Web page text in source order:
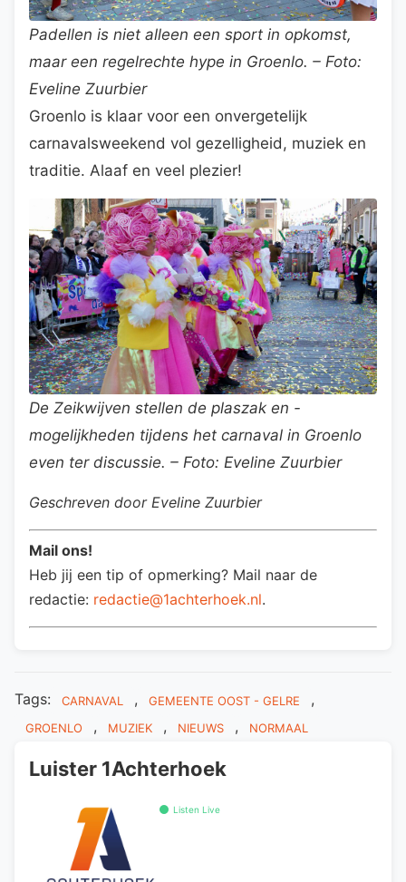
Padellen is niet alleen een sport in opkomst,
maar een regelrechte hype in Groenlo. – Foto:
Eveline Zuurbier
Groenlo is klaar voor een onvergetelijk
carnavalsweekend vol gezelligheid, muziek en
traditie. Alaaf en veel plezier!
De Zeikwijven stellen de plaszak en -
mogelijkheden tijdens het carnaval in Groenlo
even ter discussie. – Foto: Eveline Zuurbier
Geschreven door Eveline Zuurbier
Mail ons!
Heb jij een tip of opmerking? Mail naar de
redactie: redactie@1achterhoek.nl.
Tags: CARNAVAL , GEMEENTE OOST - GELRE ,
GROENLO , MUZIEK , NIEUWS , NORMAAL
Luister 1Achterhoek
Listen Live